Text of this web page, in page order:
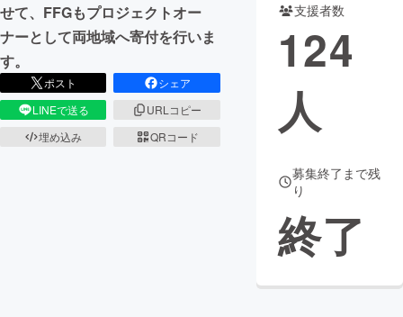
せて、FFGもプロジェクトオー
ナーとして両地域へ寄付を行いま
す。
ポスト
シェア
LINEで送る
URLコピー
埋め込み
QRコード
支援者数
124
人
募集終了まで残
り
終了